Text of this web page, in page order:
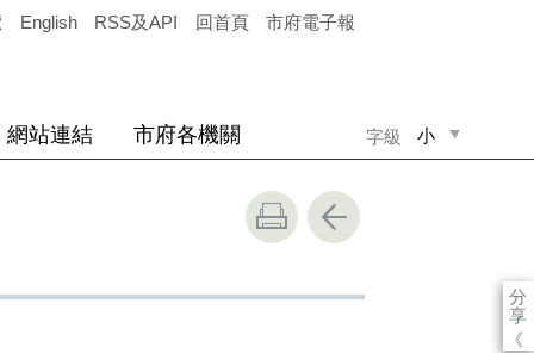
English RSS及API 回首頁 市府電子報
字級 小
網站連結 市府各機關
分
享
《